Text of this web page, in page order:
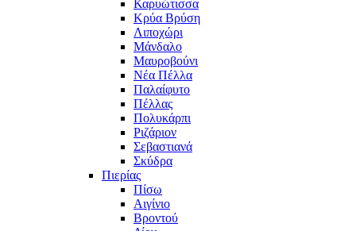
Καρυώτισσα
Κρύα Βρύση
Λιποχώρι
Μάνδαλο
Μαυροβούνι
Νέα Πέλλα
Παλαίφυτο
Πέλλας
Πολυκάρπι
Ριζάριον
Σεβαστιανά
Σκύδρα
Πιερίας
Πίσω
Αιγίνιο
Βροντού